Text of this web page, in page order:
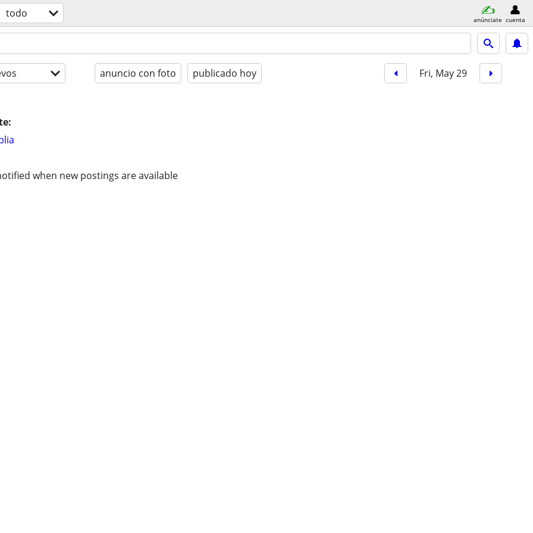
todo anúnciate cuenta
anuncio con foto publicado hoy Fri, May 29
when new postings are available